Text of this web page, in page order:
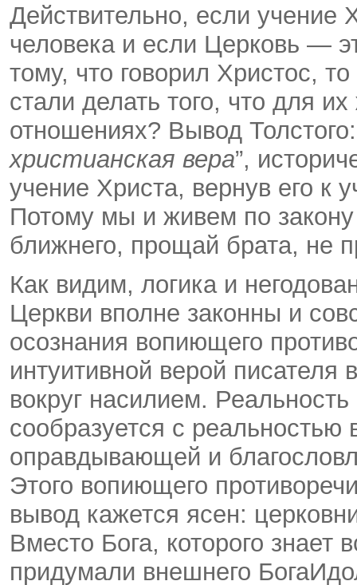
Действительно, если
человека и если Церковь —
тому, что говорил Христос,
стали делать того, что для
отношениях? Вывод
христианская вера”,
учение Христа, вернув его к
Потому мы и живем по закону
ближнего, прощай брата, не
Как видим, логика и
Церкви вполне законны и
осознания вопиющего
интуитивной верой
вокруг насилием.
сообразуется с
оправдывающей и
Этого вопиющего
вывод кажется ясен:
Вместо Бога, которого знает
придумали внешнего